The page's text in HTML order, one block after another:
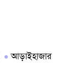
আড়াইহাজার